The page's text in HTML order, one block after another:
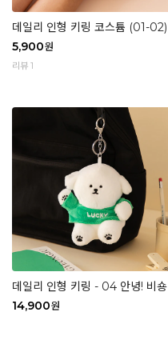
데일리 인형 키링 코스튬 (01-02)
5,900원
리뷰 1
데일리 인형 키링 - 04 안녕! 비숑
14,900원